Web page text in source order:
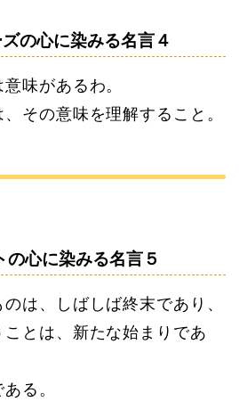
の心に染みる名言４
味があるわ。
その意味を理解すること。
心に染みる名言５
は、しばしば終末であり、
とは、新たな始まりであ
る。